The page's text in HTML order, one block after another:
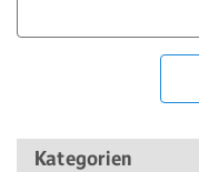
Kategorien